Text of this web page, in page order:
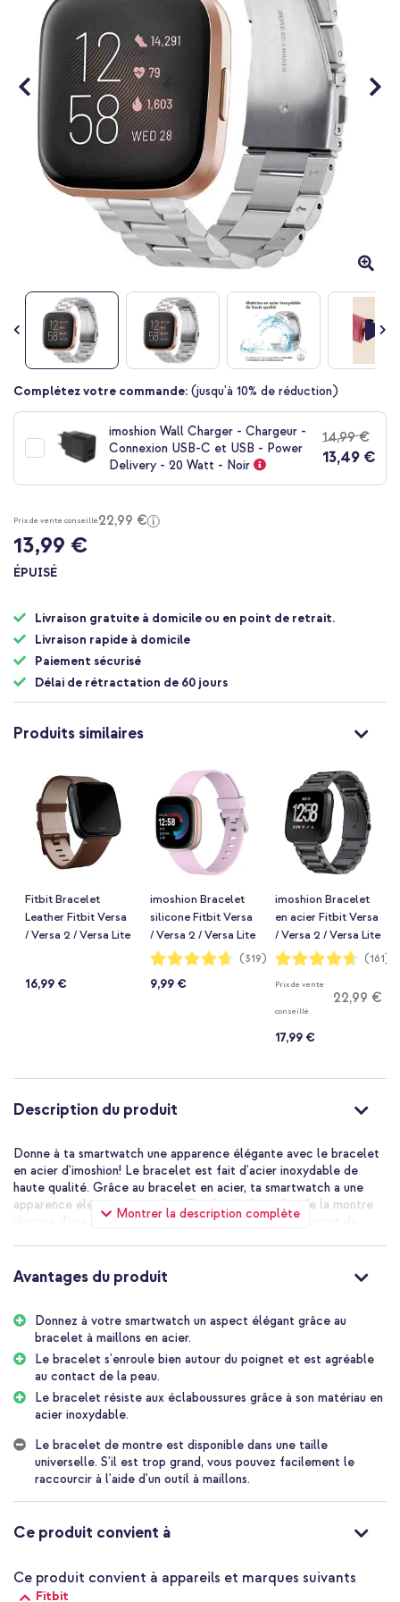
Passer
de
Complétez votre commande: (jusqu'à 10% de réduction)
imoshion Wall Charger - Chargeur -
Connexion USB-C et USB - Power
Delivery - 20 Watt - Noir
14,99 €
13,49 €
Prix de vente conseillé22,99 €
13,99 €
ÉPUISÉ
Livraison gratuite à domicile ou en point de retrait.
Livraison rapide à domicile
Paiement sécurisé
Délai de rétractation de 60 jours
Produits similaires
Fitbit Bracelet
Leather Fitbit Versa
/ Versa 2 / Versa Lite
16,99 €
imoshion Bracelet
silicone Fitbit Versa
/ Versa 2 / Versa Lite
- Taille S - Rose
Notation:
93%
(319)
9,99 €
imoshion Bracelet
en acier Fitbit Versa
/ Versa 2 / Versa Lite
- Noir
Notation:
93%
(161)
Prix de vente
conseillé
22,99 €
17,99 €
Description du produit
Montrer la description complète
Donne à ta smartwatch une apparence élégante avec le bracelet
en acier d'imoshion! Le bracelet est fait d'acier inoxydable de
haute qualité. Grâce au bracelet en acier, ta smartwatch a une
apparence élégante et stylée. De plus, le bracelet de la montre
dispose d'une fermeture papillon pratique. Cela te permet de
Acier inoxydable de haute qualité
Le bracelet en acier d'imoshion est un bracelet de montre élégant
qualité. Le bracelet en acier inoxydable s'adapte bien à ton
poignet et est agréable sur ta peau. Grâce à l'acier inoxydable, le
bracelet est résistant à l'eau éclaboussée et donc résistant à la
pluie.
Fermeture papillon pratique
Le bracelet dispose d'une fermeture papillon pratique. Cela te
permet de mettre et d'enlever facilement ta smartwatch. La
fermeture se compose de deux charnières qui se déploient,
comme un papillon qui déploie ses ailes. Lorsque tu veux mettre la
ce qui te permet de détacher facilement le bracelet.
Le bracelet en acier d'imoshion est facile à fixer à ta smartwatch.
Place ta smartwatch avec l'écran vers le bas sur une surface
Avantages du produit
Donnez à votre smartwatch un aspect élégant grâce au
bracelet à maillons en acier.
Le bracelet s'enroule bien autour du poignet et est agréable
au contact de la peau.
Le bracelet résiste aux éclaboussures grâce à son matériau en
acier inoxydable.
Le bracelet de montre est disponible dans une taille
universelle. S'il est trop grand, vous pouvez facilement le
raccourcir à l'aide d'un outil à maillons.
Ce produit convient à
Ce produit convient à appareils et marques suivants
Fitbit